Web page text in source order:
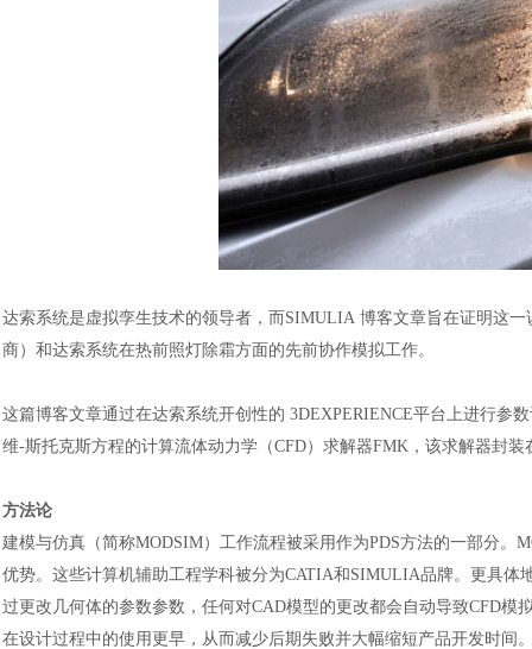
达索系统是虚拟孪生技术的领导者，而 SIMULIA 博客文章旨在证明这
商）和达索系统在热前照灯除霜方面的先前协作模拟工作。
这篇博客文章通过在达索系统开创性的 3DEXPERIENCE平台上进行参
维-斯托克斯方程的计算流体动力学（CFD）求解器FMK，该求解器封
方法论
建模与仿真（简称MODSIM）工作流程被采用作为PDS方法的一部分。
优势。这些计算机辅助工程学科被分为CATIA和 SIMULIA品牌。更具体
过更改几何体的参数参数，任何对CAD模型的更改都会自动导致CFD
在设计过程中的使用更早，从而减少后期失败并大幅缩短产品开发时间